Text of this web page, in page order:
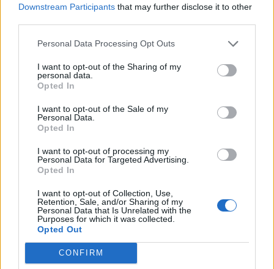
Downstream Participants that may further disclose it to other
Personal Data Processing Opt Outs
I want to opt-out of the Sharing of my
personal data.
Opted In
I want to opt-out of the Sale of my
Personal Data.
Opted In
I want to opt-out of processing my
Personal Data for Targeted Advertising.
Opted In
I want to opt-out of Collection, Use,
Retention, Sale, and/or Sharing of my
Personal Data that Is Unrelated with the
Purposes for which it was collected.
Opted Out
CONFIRM
Hetek óta először csökkent az
üzemanyagok ára